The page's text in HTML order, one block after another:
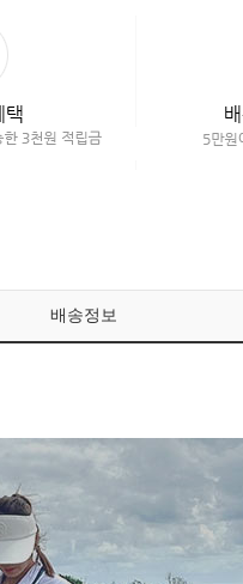
배송정보